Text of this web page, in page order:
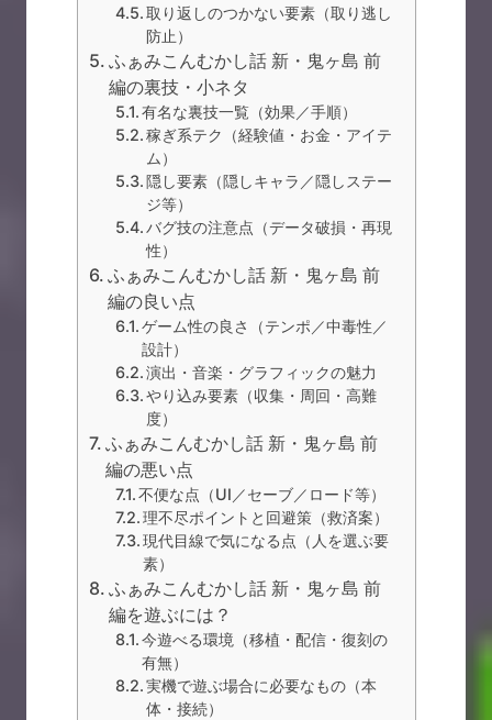
取り返しのつかない要素（取り逃し
防止）
ふぁみこんむかし話 新・鬼ヶ島 前
編の裏技・小ネタ
有名な裏技一覧（効果／手順）
稼ぎ系テク（経験値・お金・アイテ
ム）
隠し要素（隠しキャラ／隠しステー
ジ等）
バグ技の注意点（データ破損・再現
性）
ふぁみこんむかし話 新・鬼ヶ島 前
編の良い点
ゲーム性の良さ（テンポ／中毒性／
設計）
演出・音楽・グラフィックの魅力
やり込み要素（収集・周回・高難
度）
ふぁみこんむかし話 新・鬼ヶ島 前
編の悪い点
不便な点（UI／セーブ／ロード等）
理不尽ポイントと回避策（救済案）
現代目線で気になる点（人を選ぶ要
素）
ふぁみこんむかし話 新・鬼ヶ島 前
編を遊ぶには？
今遊べる環境（移植・配信・復刻の
有無）
実機で遊ぶ場合に必要なもの（本
体・接続）